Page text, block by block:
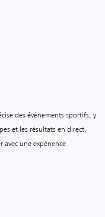
des événements sportifs, y
et les résultats en direct.
une expérience